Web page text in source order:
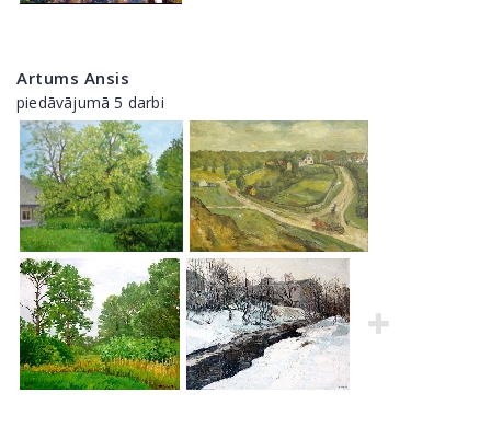
Artums Ansis
piedāvājumā 5 darbi